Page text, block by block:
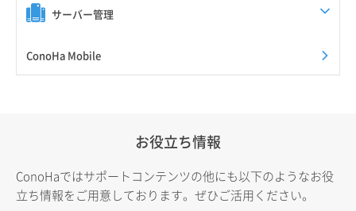
サーバー管理
ConoHa Mobile
お役立ち情報
ConoHaではサポートコンテンツの他にも以下のようなお役
立ち情報をご用意しております。ぜひご活用ください。